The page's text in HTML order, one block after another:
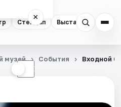
Стендап Выставки
×
☾
музей События Входной